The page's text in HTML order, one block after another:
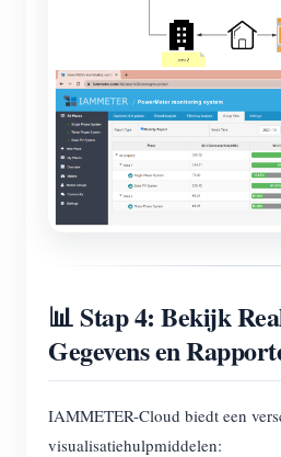
📊 Stap 4: Bekijk
Gegevens en
IAMMETER-Cloud biedt een
visualisatiehulpmiddelen: